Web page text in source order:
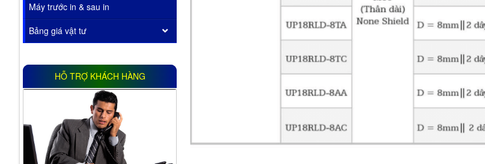
Máy trước in & sau in
Bảng giá vật tư
HỖ TRỢ KHÁCH HÀNG